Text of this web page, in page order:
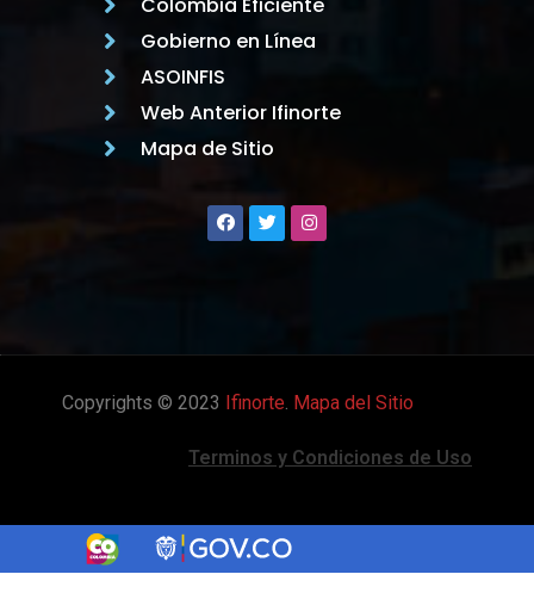
Gobierno en Línea
ASOINFIS
Web Anterior Ifinorte
Mapa de Sitio
Copyrights © 2023 Ifinorte Mapa del Sitio
Terminos y Condiciones de Uso